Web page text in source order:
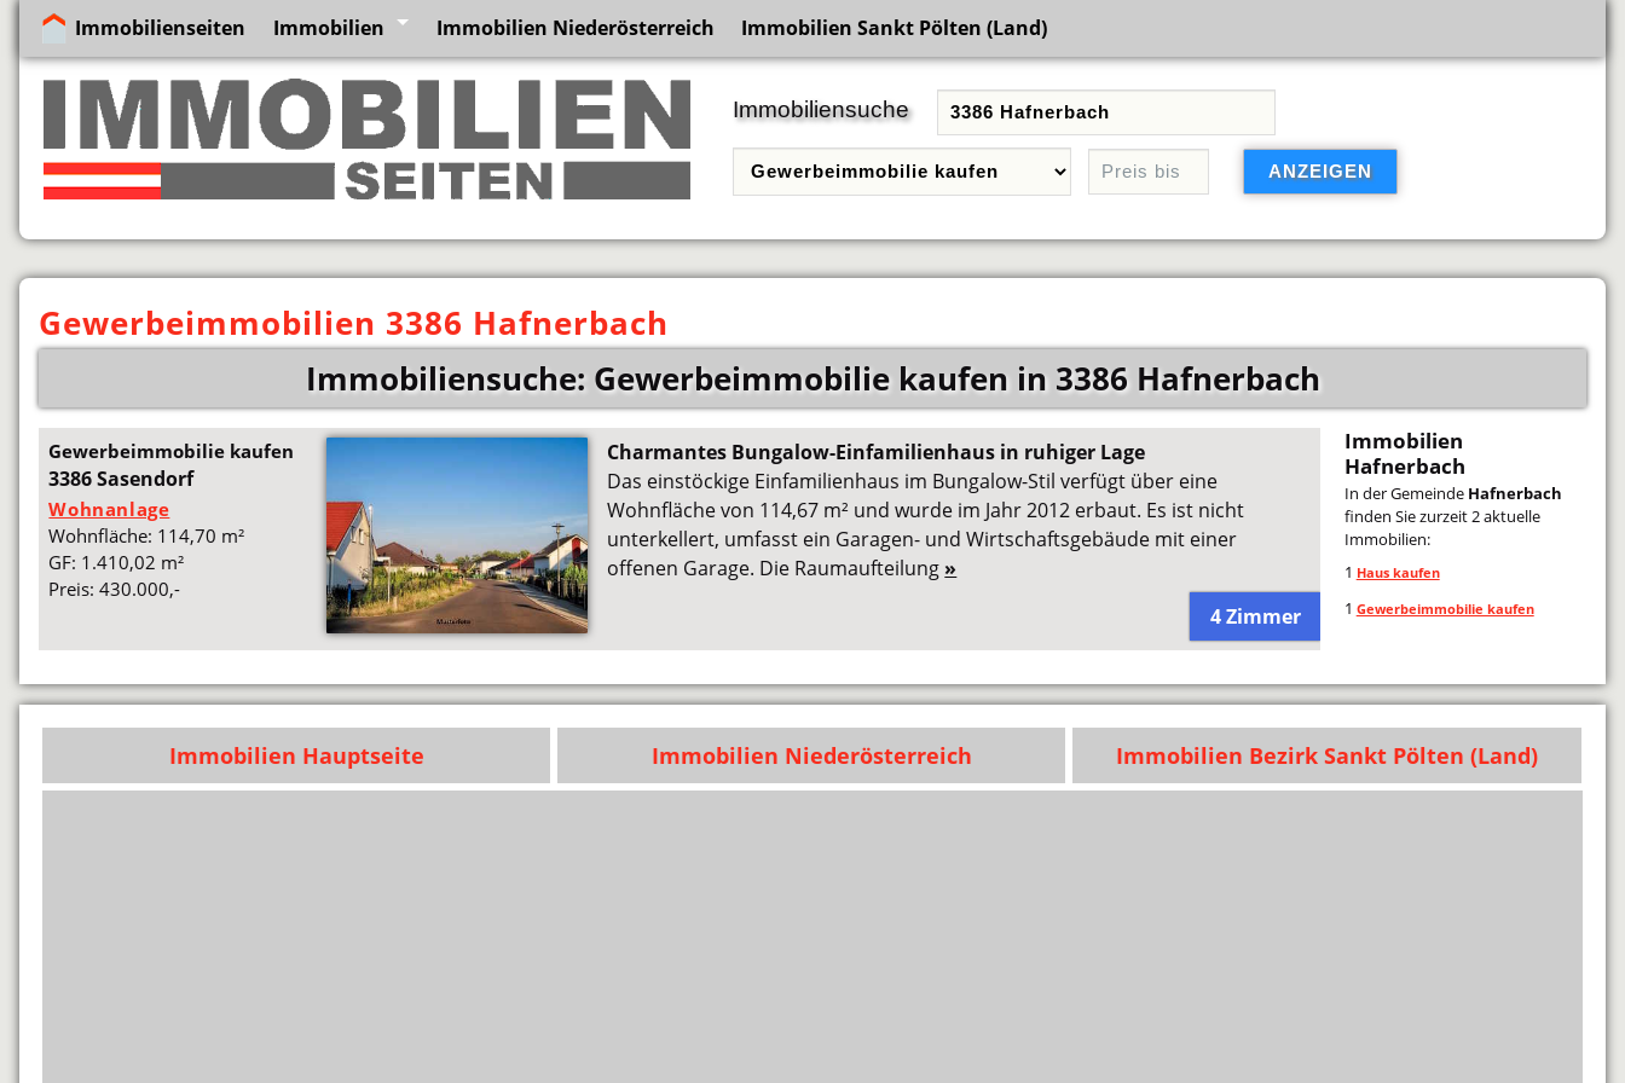
Immobilienseiten Immobilien Immobilien Niederösterreich Immobilien Sankt Pölten (Land)
Immobiliensuche
Gewerbeimmobilien 3386 Hafnerbach
Immobiliensuche: Gewerbeimmobilie kaufen in 3386 Hafnerbach
Gewerbeimmobilie kaufen
3386 Sasendorf
Wohnanlage
Wohnfläche: 114,70 m²
GF: 1.410,02 m²
Preis: 430.000,-
Charmantes Bungalow-Einfamilienhaus in ruhiger Lage
Das einstöckige Einfamilienhaus im Bungalow-Stil verfügt über eine
Wohnfläche von 114,67 m² und wurde im Jahr 2012 erbaut. Es ist nicht
unterkellert, umfasst ein Garagen- und Wirtschaftsgebäude mit einer
offenen Garage. Die Raumaufteilung »
4 Zimmer
Immobilien
Hafnerbach
In der Gemeinde Hafnerbach
finden Sie zurzeit 2 aktuelle
Immobilien:
1 Haus kaufen
1 Gewerbeimmobilie kaufen
Immobilien Hauptseite Immobilien Niederösterreich Immobilien Bezirk Sankt Pölten (Land)